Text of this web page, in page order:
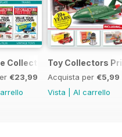
Whole Collection (Vintage
Collection
€23,99
Toy Collectors
Acquista per €5,99
Vista
Al carrello